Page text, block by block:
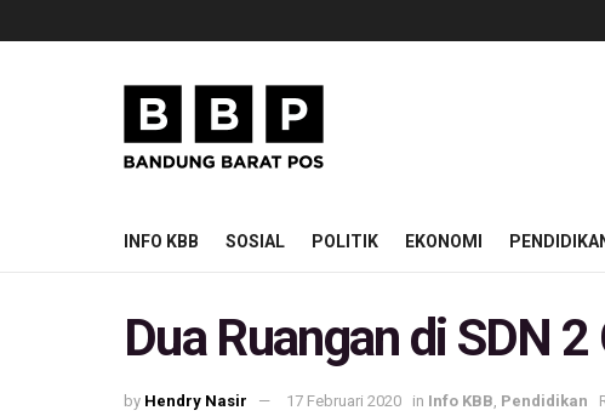
INFO KBB SOSIAL POLITIK EKONOMI
Dua Ruangan di SDN
by Hendry Nasir 17 Februari 2020 in Info KBB Pendidikan